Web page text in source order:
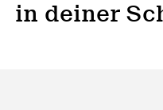
in deiner